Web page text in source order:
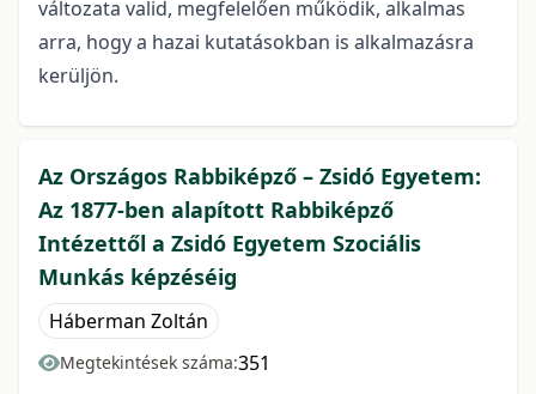
változata valid, megfelelően működik, alkalmas
arra, hogy a hazai kutatásokban is alkalmazásra
kerüljön.
Az Országos Rabbiképző – Zsidó Egyetem:
Az 1877-ben alapított Rabbiképző
Intézettől a Zsidó Egyetem Szociális
Munkás képzéséig
Háberman Zoltán
Megtekintések száma:351